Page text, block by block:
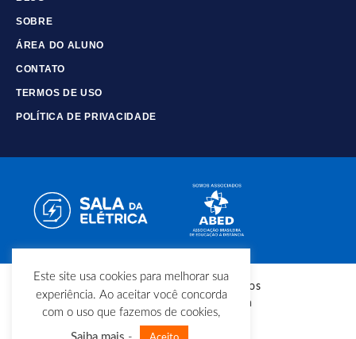
SOBRE
ÁREA DO ALUNO
CONTATO
TERMOS DE USO
POLÍTICA DE PRIVACIDADE
© Copyright - Todos os direitos
reservados - Sala da Elétrica
Este site usa cookies para melhorar sua
experiência. Ao aceitar você concorda
com o uso que fazemos de cookies,